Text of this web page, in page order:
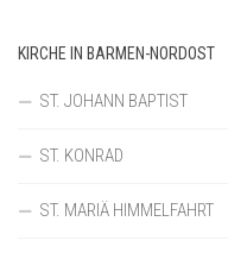
KIRCHE IN BARMEN-NORDOST
ST. JOHANN BAPTIST
ST. KONRAD
ST. MARIÄ HIMMELFAHRT